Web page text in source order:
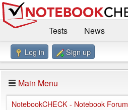
Tests
News
Benchmarks / Technik
Forum
Impressum
Log in Sign up
Main Menu
NotebookCHECK - Notebook Forum